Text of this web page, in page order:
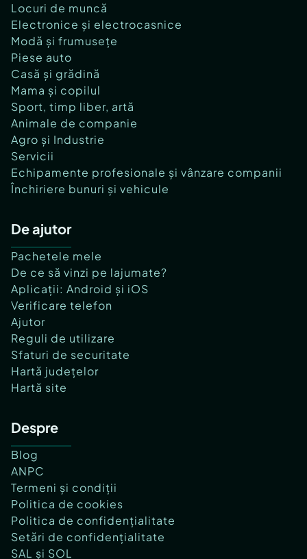
Locuri de muncă
Electronice și electrocasnice
Modă și frumusețe
Piese auto
Casă și grădină
Mama și copilul
Sport, timp liber, artă
Animale de companie
Agro și Industrie
Servicii
Echipamente profesionale și vânzare companii
Închiriere bunuri și vehicule
De ajutor
Pachetele mele
De ce să vinzi pe lajumate?
Aplicații: Android și iOS
Verificare telefon
Ajutor
Reguli de utilizare
Sfaturi de securitate
Hartă județelor
Hartă site
Despre
Blog
ANPC
Termeni și condiții
Politica de cookies
Politica de confidențialitate
Setări de confidențialitate
SAL și SOL